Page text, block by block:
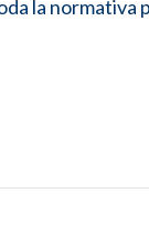
la normativa